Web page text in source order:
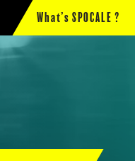
What’s SPOCALE ?